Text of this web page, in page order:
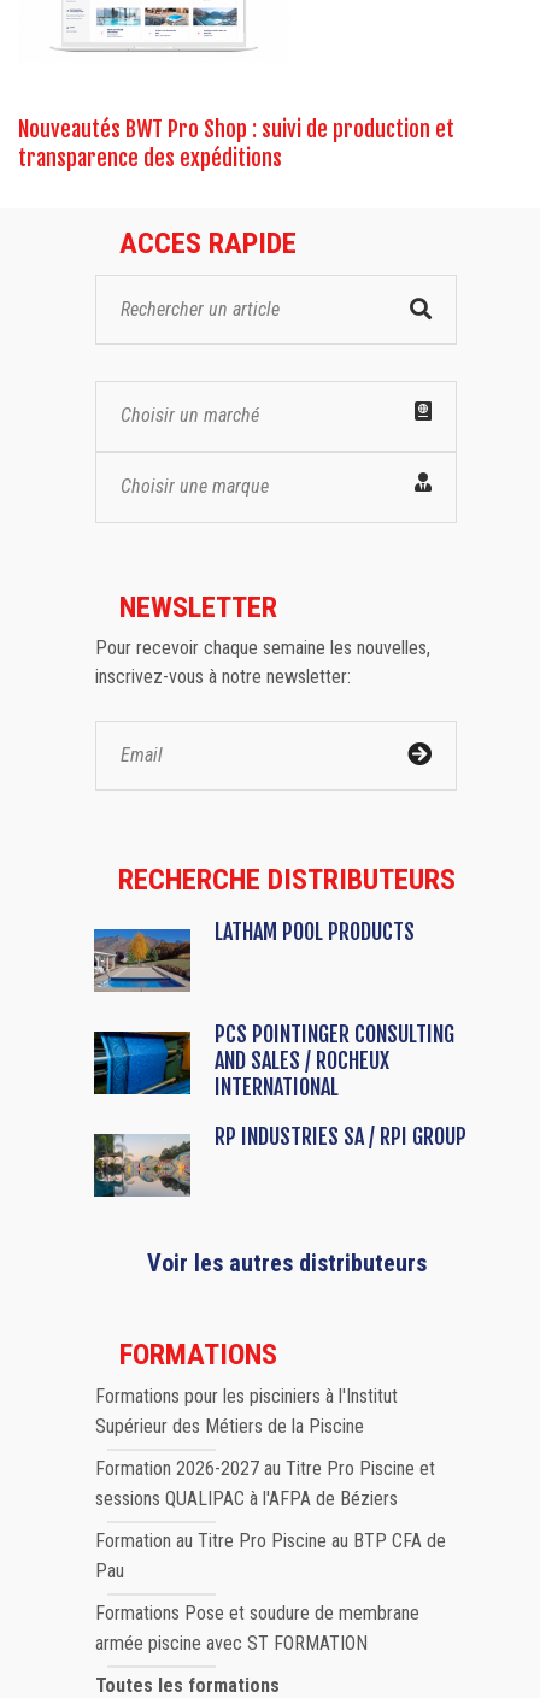
Nouveautés BWT Pro Shop : suivi de production et
transparence des expéditions
ACCES RAPIDE
Choisir un marché
Choisir une marque
NEWSLETTER
Pour recevoir chaque semaine les nouvelles,
inscrivez-vous à notre newsletter:
RECHERCHE DISTRIBUTEURS
LATHAM POOL PRODUCTS
PCS POINTINGER CONSULTING
AND SALES / ROCHEUX
INTERNATIONAL
RP INDUSTRIES SA / RPI GROUP
Voir les autres distributeurs
FORMATIONS
Formations pour les pisciniers à l'Institut
Supérieur des Métiers de la Piscine
Formation 2026-2027 au Titre Pro Piscine et
sessions QUALIPAC à l'AFPA de Béziers
Formation au Titre Pro Piscine au BTP CFA de
Pau
Formations Pose et soudure de membrane
armée piscine avec ST FORMATION
Toutes les formations